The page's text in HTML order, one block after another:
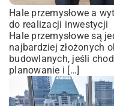
Hale przemysłowe a
do realizacji inwestycji
Hale przemysłowe są
najbardziej złożonych
budowlanych, jeśli
planowanie i […]